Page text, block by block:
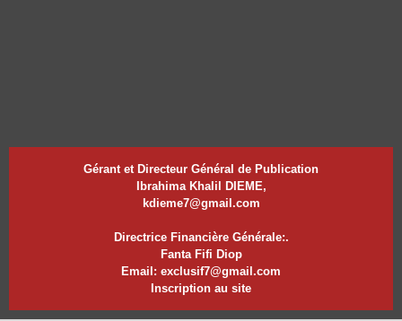
Gérant et Directeur Général de Publication
Ibrahima Khalil DIEME,
kdieme7@gmail.com
Directrice Financière Générale:.
Fanta Fifi Diop
Email: exclusif7@gmail.com
Inscription au site